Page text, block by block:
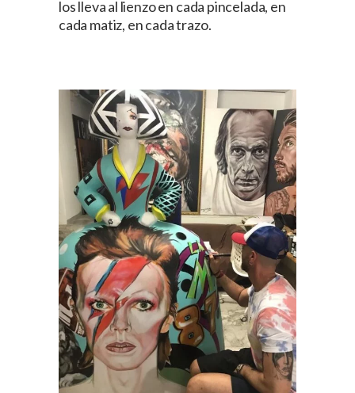
los lleva al lienzo en cada pincelada, en
cada matiz, en cada trazo.